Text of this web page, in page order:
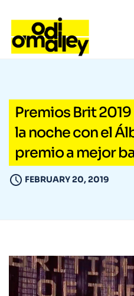
Premios Brit
la noche con el
premio a mejor
FEBRUARY 20, 2019